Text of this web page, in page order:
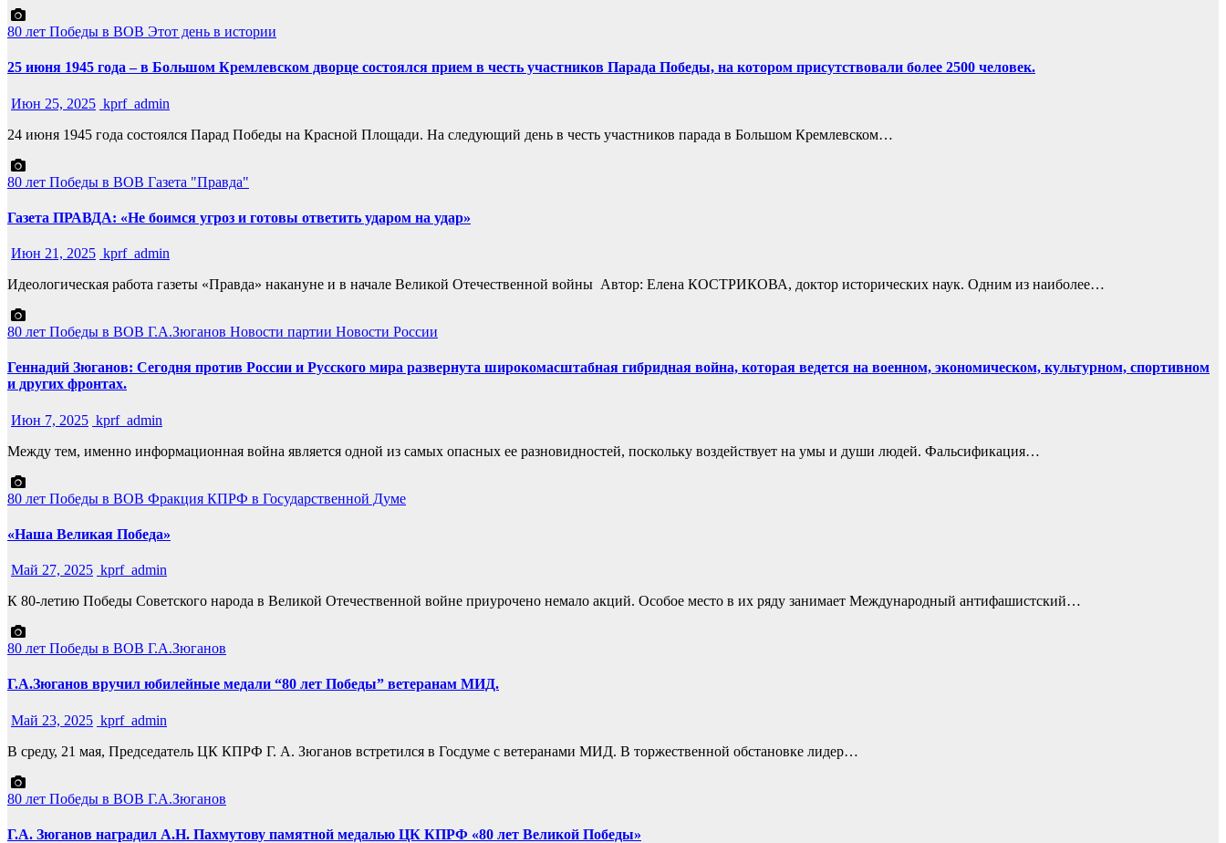
80 лет Победы в ВОВ Этот день в истории
25 июня 1945 года – в Большом Кремлевском дворце состоялся прием в честь участников Парада Победы, на котором присутствовали более 2500 человек.
Июн 25, 2025 kprf_admin
24 июня 1945 года состоялся Парад Победы на Красной Площади. На следующий день в честь участников парада в Большом Кремлевском…
80 лет Победы в ВОВ Газета "Правда"
Газета ПРАВДА: «Не боимся угроз и готовы ответить ударом на удар»
Июн 21, 2025 kprf_admin
Идеологическая работа газеты «Правда» накануне и в начале Великой Отечественной войны Автор: Елена КОСТРИКОВА, доктор исторических наук. Одним из наиболее…
80 лет Победы в ВОВ Г.А.Зюганов Новости партии Новости России
Геннадий Зюганов: Сегодня против России и Русского мира развернута широкомасштабная гибридная война, которая ведется на военном, экономическом, культурном, спортивном
и других фронтах.
Июн 7, 2025 kprf_admin
Между тем, именно информационная война является одной из самых опасных ее разновидностей, поскольку воздействует на умы и души людей. Фальсификация…
80 лет Победы в ВОВ Фракция КПРФ в Государственной Думе
«Наша Великая Победа»
Май 27, 2025 kprf_admin
К 80-летию Победы Советского народа в Великой Отечественной войне приурочено немало акций. Особое место в их ряду занимает Международный антифашистский…
80 лет Победы в ВОВ Г.А.Зюганов
Г.А.Зюганов вручил юбилейные медали “80 лет Победы” ветеранам МИД.
Май 23, 2025 kprf_admin
В среду, 21 мая, Председатель ЦК КПРФ Г. А. Зюганов встретился в Госдуме с ветеранами МИД. В торжественной обстановке лидер…
80 лет Победы в ВОВ Г.А.Зюганов
Г.А. Зюганов наградил А.Н. Пахмутову памятной медалью ЦК КПРФ «80 лет Великой Победы»